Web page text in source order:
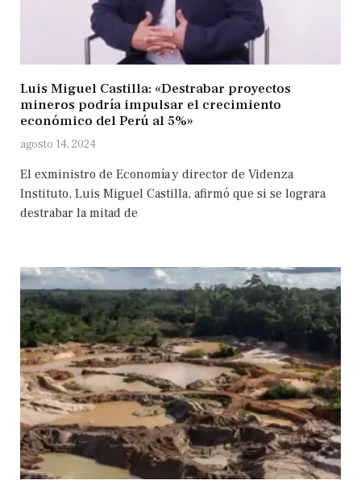
Luis Miguel Castilla: «Destrabar proyectos
mineros podría impulsar el crecimiento
económico del Perú al 5%»
agosto 14, 2024
El exministro de Economía y director de Videnza
Instituto, Luis Miguel Castilla, afirmó que si se lograra
destrabar la mitad de